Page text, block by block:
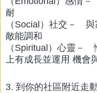
耐
（Social）社交－
敵能調和
（Spiritual）心靈－
上有成長並運用 機會
3. 到你的社區附近走